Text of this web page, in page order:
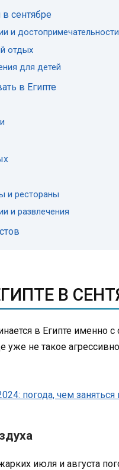
сентябре
и достопримечательности
отдых
для детей
в Египте
и рестораны
и развлечения
В
в Египте именно
уже не такое
июля и августа